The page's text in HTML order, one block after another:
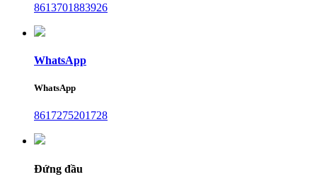
8613701883926
WhatsApp
WhatsApp
8617275201728
Đứng đầu